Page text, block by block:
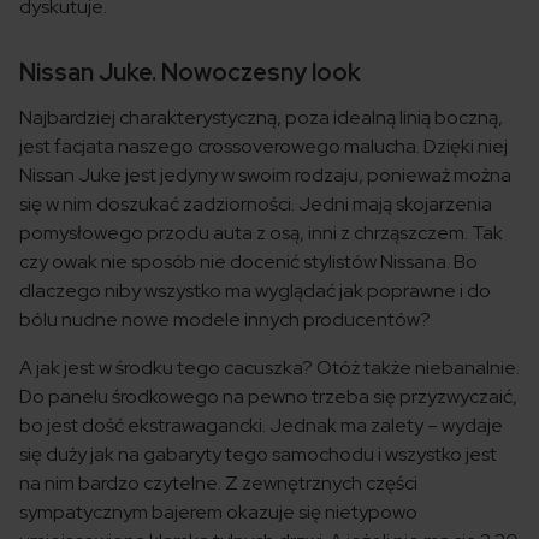
dyskutuje.
Nissan Juke. Nowoczesny look
Najbardziej charakterystyczną, poza idealną linią boczną,
jest facjata naszego crossoverowego malucha. Dzięki niej
Nissan Juke jest jedyny w swoim rodzaju, ponieważ można
się w nim doszukać zadziorności. Jedni mają skojarzenia
pomysłowego przodu auta z osą, inni z chrząszczem. Tak
czy owak nie sposób nie docenić stylistów Nissana. Bo
dlaczego niby wszystko ma wyglądać jak poprawne i do
bólu nudne nowe modele innych producentów?
A jak jest w środku tego cacuszka? Otóż także niebanalnie.
Do panelu środkowego na pewno trzeba się przyzwyczaić,
bo jest dość ekstrawagancki. Jednak ma zalety – wydaje
się duży jak na gabaryty tego samochodu i wszystko jest
na nim bardzo czytelne. Z zewnętrznych części
sympatycznym bajerem okazuje się nietypowo